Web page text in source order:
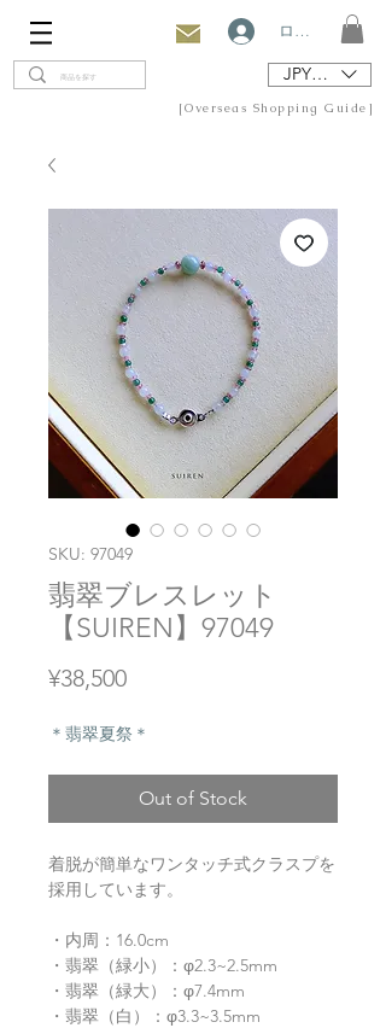
ログイン
JPY (¥)
[Overseas Shopping Guide]
SKU: 97049
翡翠ブレスレット
【SUIREN】97049
¥38,500Price
＊翡翠夏祭＊
Out of Stock
着脱が簡単なワンタッチ式クラスプを
採用しています。
・内周：16.0cm
・翡翠（緑小）：φ2.3~2.5mm
・翡翠（緑大）：φ7.4mm
・翡翠（白）：φ3.3~3.5mm